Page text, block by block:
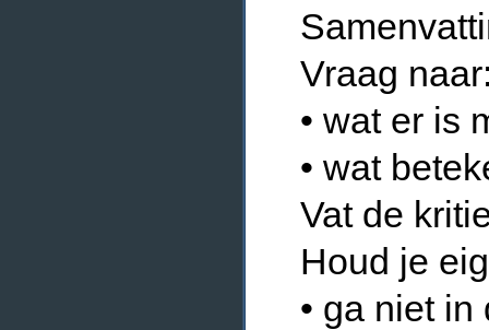
Vraag
• wat er is
• wat
Vat de
Houd je
• ga niet